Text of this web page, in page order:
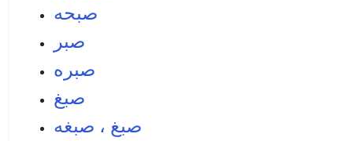
صبحه
صبر
صبره
صبغ
صبغ ، صبغه